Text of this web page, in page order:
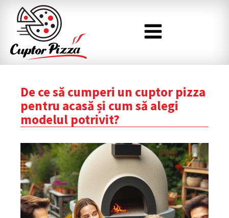
De ce să cumperi un cuptor pizza
pentru acasă și cum să alegi
modelul potrivit?